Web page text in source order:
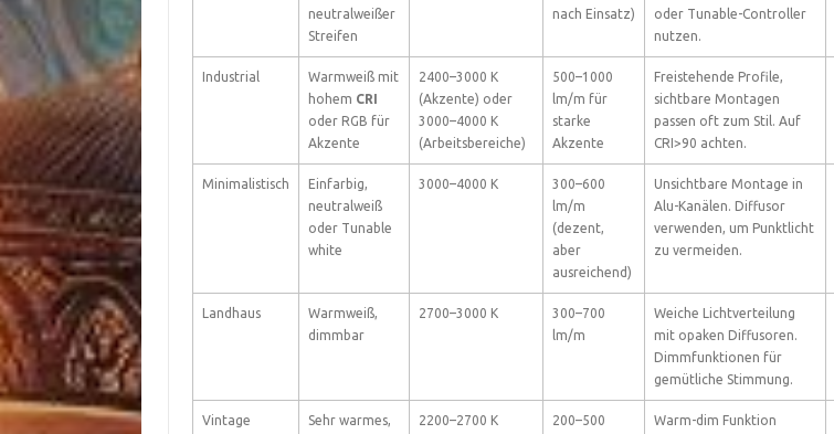
neutralweißer
Streifen
nach Einsatz)
oder Tunable-Controller
nutzen.
Industrial
Warmweiß mit
hohem CRI
oder RGB für
Akzente
2400–3000 K
(Akzente) oder
3000–4000 K
(Arbeitsbereiche)
500–1000
lm/m für
starke
Akzente
Freistehende Profile,
sichtbare Montagen
passen oft zum Stil. Auf
CRI>90 achten.
Minimalistisch
Einfarbig,
neutralweiß
oder Tunable
white
3000–4000 K
300–600
lm/m
(dezent,
aber
ausreichend)
Unsichtbare Montage in
Alu-Kanälen. Diffusor
verwenden, um Punktlicht
zu vermeiden.
Landhaus
Warmweiß,
dimmbar
2700–3000 K
300–700
lm/m
Weiche Lichtverteilung
mit opaken Diffusoren.
Dimmfunktionen für
gemütliche Stimmung.
Vintage
Sehr warmes,
2200–2700 K
200–500
Warm-dim Funktion